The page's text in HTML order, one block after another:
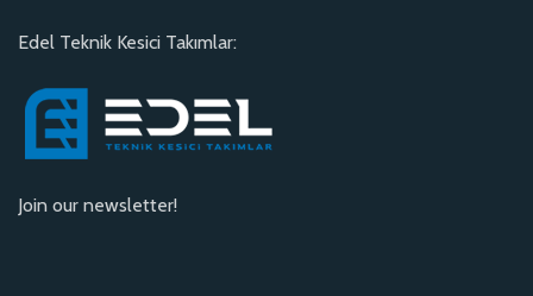
Edel Teknik Kesici Takımlar:
Join our newsletter!